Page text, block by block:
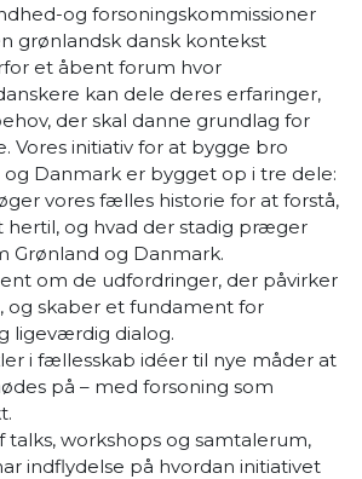
og forsoningskommissioner
grønlandsk dansk kontekst
et åbent forum hvor
kan dele deres erfaringer,
der skal danne grundlag for
Vores initiativ for at bygge bro
Danmark er bygget op i tre dele:
vores fælles historie for at forstå,
hertil, og hvad der stadig præger
Grønland og Danmark.
om de udfordringer, der påvirker
og skaber et fundament for
ligeværdig dialog.
i fællesskab idéer til nye måder at
på – med forsoning som
talks, workshops og samtalerum,
indflydelse på hvordan initiativet